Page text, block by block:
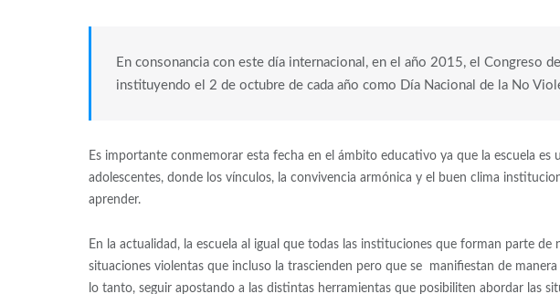
En consonancia con este día internacional, en el año 2015, el Congreso
instituyendo el 2 de octubre de cada año como Día Nacional de la No
Es importante conmemorar esta fecha en el ámbito educativo ya que la escuela es
adolescentes, donde los vínculos, la convivencia armónica y el buen clima
aprender.
En la actualidad, la escuela al igual que todas las instituciones que forman parte de
situaciones violentas que incluso la trascienden pero que se manifiestan de
lo tanto, seguir apostando a las distintas herramientas que posibiliten abordar las